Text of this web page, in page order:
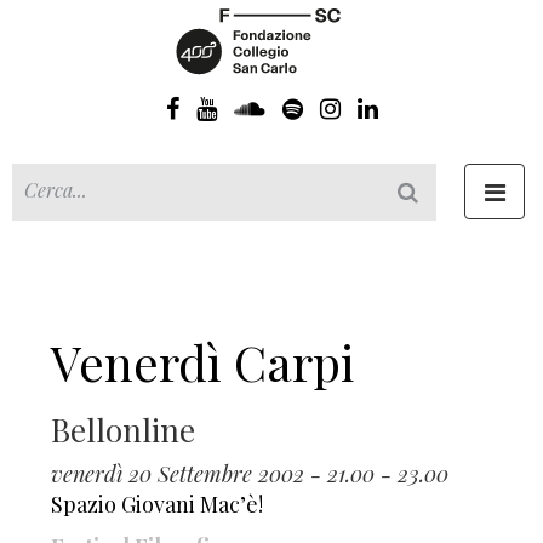
Venerdì Carpi
Bellonline
venerdì 20 Settembre 2002 - 21.00 - 23.00
Spazio Giovani Mac’è!